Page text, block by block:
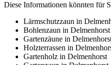
Diese Informationen könnten für
Lärmschutzzaun in
Bohlenzaun in Delmenhorst
Gartenzäune in
Holzterrassen in
Gartenholz in Delmenhorst